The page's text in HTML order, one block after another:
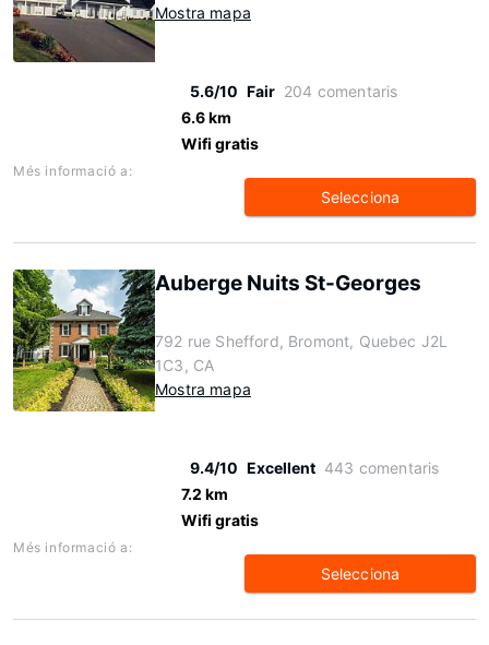
Mostra mapa
5.6/10 Fair 204 comentaris
6.6 km
Wifi gratis
Més informació a:
Selecciona
Auberge Nuits St-Georges
792 rue Shefford, Bromont, Quebec J2L
1C3, CA
Mostra mapa
9.4/10 Excellent 443 comentaris
7.2 km
Wifi gratis
Més informació a:
Selecciona